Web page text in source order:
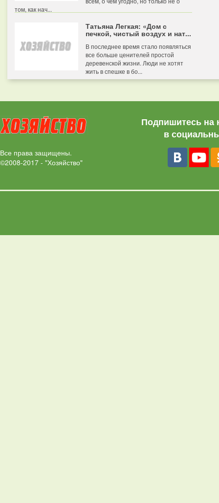
том, как нач...
Татьяна Легкая: «Дом с
печкой, чистый воздух и нат...
В последнее время стало появляться
все больше ценителей простой
деревенской жизни. Люди не хотят
жить в спешке в бо...
Все права защищены.
©2008-2017 - "Хозяйство"
Подпишитесь на
в